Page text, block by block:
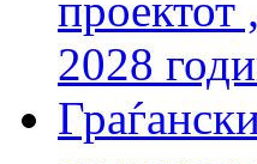
2028